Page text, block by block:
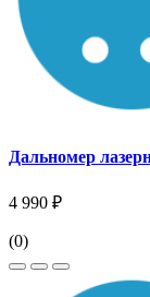
Дальномер
4 990 ₽
(0)